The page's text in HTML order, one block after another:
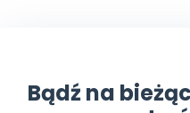
Bądź na